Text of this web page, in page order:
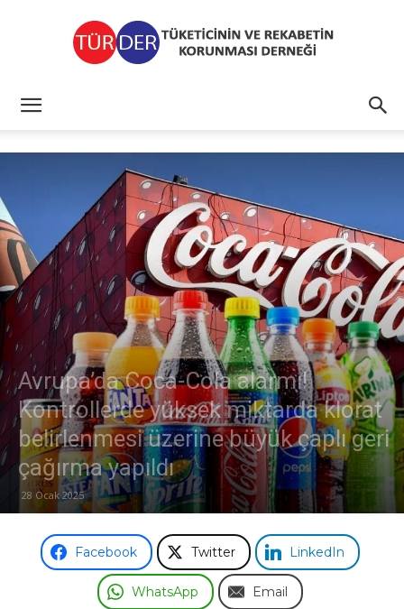
Avrupa’da Coca-Cola alarmı!
Kontrollerde yüksek miktarda klorat
belirlenmesi üzerine büyük çaplı geri
çağırma yapıldı
28 Ocak 2025
Facebook Twitter LinkedIn
WhatsApp Email